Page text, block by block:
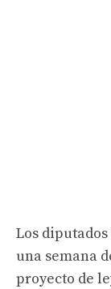
Los
una semana
proyecto de